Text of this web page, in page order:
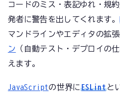
コードのミス・表記ゆれ・規
発者に警告を出してくれます。
マンドラインやエディタの拡
ン （自動テスト・デプロイの
えます。
JavaScriptの世界にESLintと